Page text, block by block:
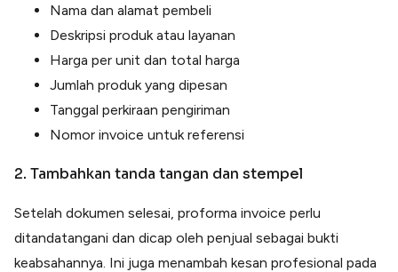
Nama dan alamat pembeli
Deskripsi produk atau layanan
Harga per unit dan total harga
Jumlah produk yang dipesan
Tanggal perkiraan pengiriman
Nomor invoice untuk referensi
2. Tambahkan tanda tangan dan stempel
Setelah dokumen selesai, proforma invoice perlu
ditandatangani dan dicap oleh penjual sebagai bukti
keabsahannya. Ini juga menambah kesan profesional pada